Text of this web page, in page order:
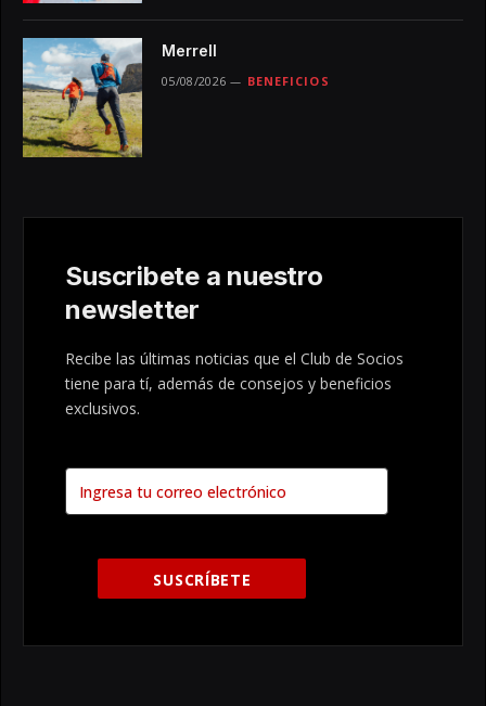
Merrell
05/08/2026 BENEFICIOS
Suscribete a nuestro
newsletter
Recibe las últimas noticias que el Club de Socios
tiene para tí, además de consejos y beneficios
exclusivos.